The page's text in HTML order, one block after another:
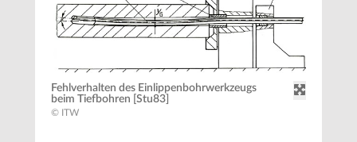
Fehlverhalten des Einlippenbohrwerkzeugs
beim Tiefbohren [Stu83]
© ITW